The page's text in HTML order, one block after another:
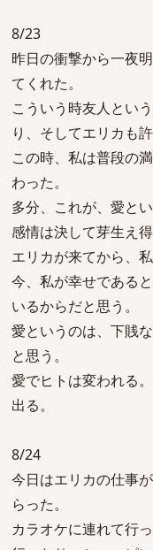
8/23
昨日の衝撃から一夜
てくれた。
こういう時友人とい
り、そしてエリカも許
この時、私は普段の
わった。
多分、これが、愛と
感情は決して芽生え
エリカが来てから、
今、私が幸せである
いるからだと思う。
愛というのは、下賎
と思う。
愛でヒトは変われる
出る。
8/24
今日はエリカの仕事
らった。
カラオケに連れて行